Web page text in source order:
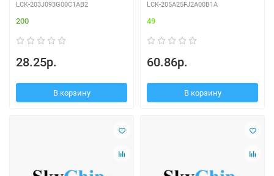
LCK-203J093G00C1AB2
200
28.25р.
В корзину
LCK-205A25FJ2A00B1A
49
60.86р.
В корзину